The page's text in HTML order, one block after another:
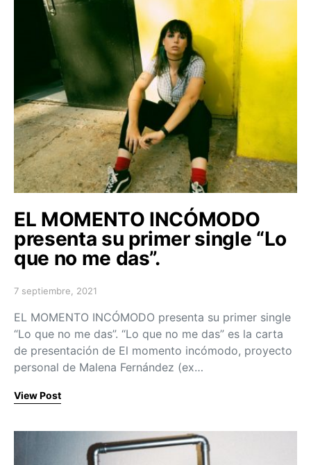
EL MOMENTO INCÓMODO
presenta su primer single “Lo
que no me das”.
Posted on
7 septiembre, 2021
EL MOMENTO INCÓMODO presenta su primer single
“Lo que no me das”. “Lo que no me das” es la carta
de presentación de El momento incómodo, proyecto
personal de Malena Fernández (ex…
View Post